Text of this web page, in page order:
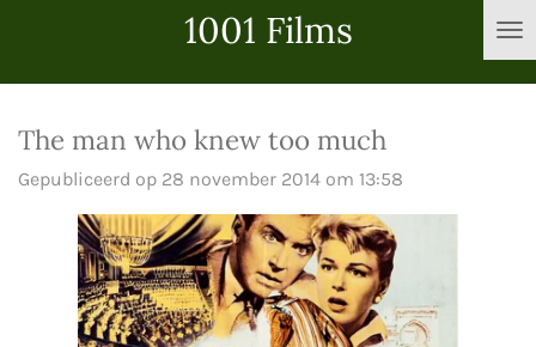
hoofdinhoud
1001 Films
The man who knew too much
Gepubliceerd op 28 november 2014 om 13:58